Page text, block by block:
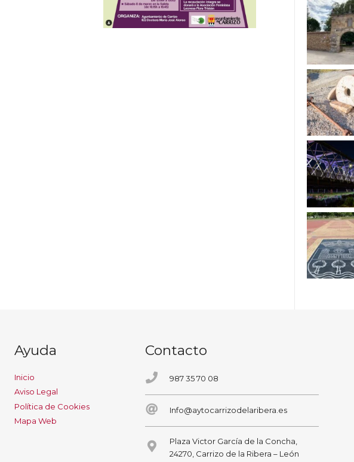
Ayuda
Inicio
Aviso Legal
Política de Cookies
Mapa Web
Contacto
987 35 70 08
Info@aytocarrizodelaribera.es
Plaza Victor García de la Concha,
24270, Carrizo de la Ribera – León